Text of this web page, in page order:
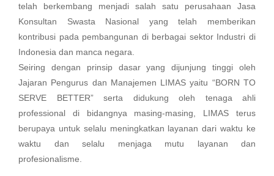
telah berkembang menjadi salah satu perusahaan Jasa
Konsultan Swasta Nasional yang telah memberikan
kontribusi pada pembangunan di berbagai sektor Industri di
Indonesia dan manca negara.
Seiring dengan prinsip dasar yang dijunjung tinggi oleh
Jajaran Pengurus dan Manajemen LIMAS yaitu “BORN TO
SERVE BETTER” serta didukung oleh tenaga ahli
professional di bidangnya masing-masing, LIMAS terus
berupaya untuk selalu meningkatkan layanan dari waktu ke
waktu dan selalu menjaga mutu layanan dan
profesionalisme.